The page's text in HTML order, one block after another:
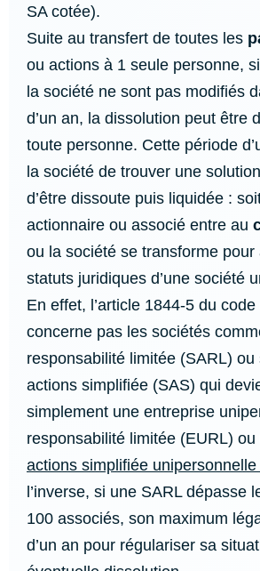
SA cotée).
Suite au transfert de toutes les
ou actions à 1 seule personne,
la société ne sont pas modifiés
d’un an, la dissolution peut être
toute personne. Cette période
la société de trouver une
d’être dissoute puis liquidée :
actionnaire ou associé entre au
ou la société se transforme pour
statuts juridiques d’une société
En effet, l’article 1844-5 du
concerne pas les sociétés
responsabilité limitée (SARL) ou
actions simplifiée (SAS) qui
simplement une entreprise
responsabilité limitée (EURL) ou
actions simplifiée unipersonnelle
l’inverse, si une SARL dépasse
100 associés, son maximum
d’un an pour régulariser sa